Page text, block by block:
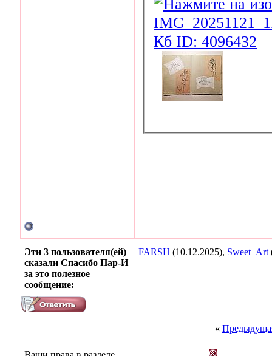
Эти 3 пользователя(ей)
сказали Спасибо Пар-И
за это полезное
сообщение:
FARSH (10.12.2025), Sweet_Art
«